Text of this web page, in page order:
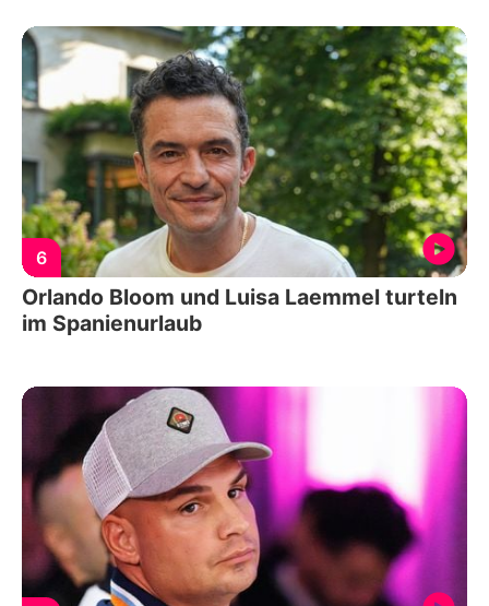
6
Orlando Bloom und Luisa Laemmel turteln
im Spanienurlaub